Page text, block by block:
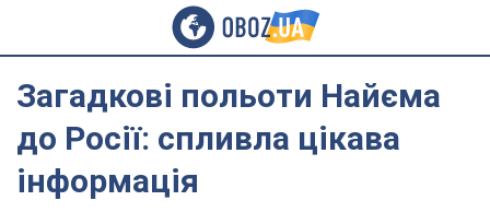
Загадкові польоти Найєма
до Росії: спливла цікава
інформація